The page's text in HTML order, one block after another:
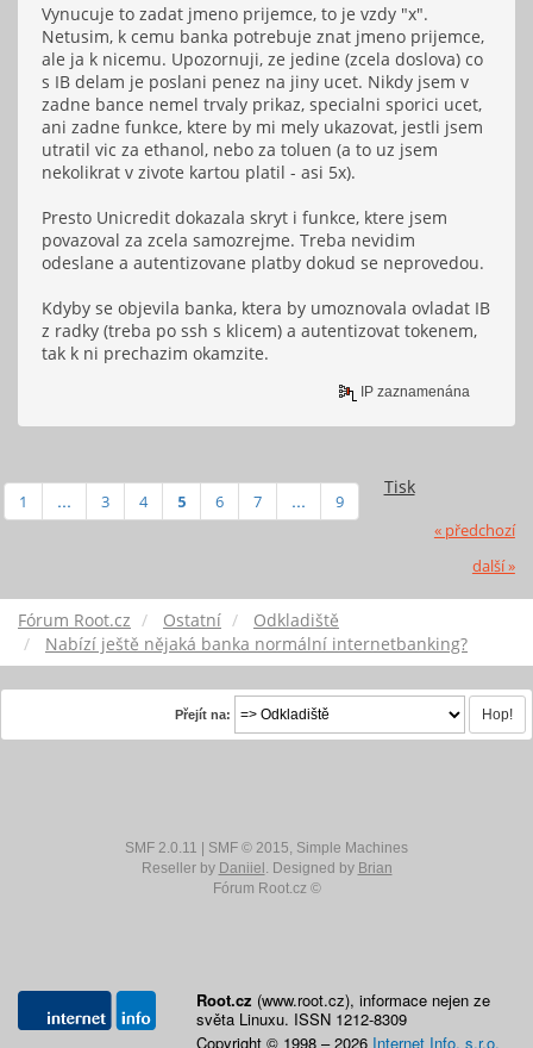
Vynucuje to zadat jmeno prijemce, to je vzdy "x".
Netusim, k cemu banka potrebuje znat jmeno prijemce,
ale ja k nicemu. Upozornuji, ze jedine (zcela doslova) co
s IB delam je poslani penez na jiny ucet. Nikdy jsem v
zadne bance nemel trvaly prikaz, specialni sporici ucet,
ani zadne funkce, ktere by mi mely ukazovat, jestli jsem
utratil vic za ethanol, nebo za toluen (a to uz jsem
nekolikrat v zivote kartou platil - asi 5x).
Presto Unicredit dokazala skryt i funkce, ktere jsem
povazoval za zcela samozrejme. Treba nevidim
odeslane a autentizovane platby dokud se neprovedou.
Kdyby se objevila banka, ktera by umoznovala ovladat IB
z radky (treba po ssh s klicem) a autentizovat tokenem,
tak k ni prechazim okamzite.
IP zaznamenána
Tisk
1 ... 3 4 5 6 7 ... 9
« předchozí
další »
Fórum Root.cz Ostatní
Odkladiště
Nabízí ještě nějaká banka normální internetbanking?
Přejít na:
SMF 2.0.11 SMF © 2015, Simple Machines
Reseller by Daniiel . Designed by Brian
Fórum Root.cz ©
Root.cz (www.root.cz), informace nejen ze
světa Linuxu. ISSN 1212-8309
Copyright © 1998 – 2026 Internet Info, s.r.o.